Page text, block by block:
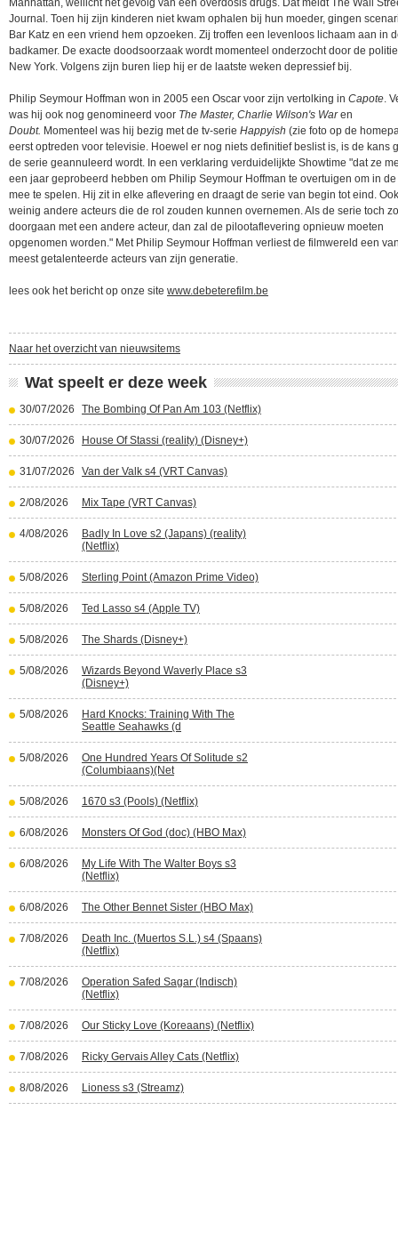
Manhattan, wellicht het gevolg van een overdosis drugs. Dat meldt The Wall
Journal. Toen hij zijn kinderen niet kwam ophalen bij hun moeder, gingen
Bar Katz en een vriend hem opzoeken. Zij troffen een levenloos lichaam aan in
badkamer. De exacte doodsoorzaak wordt momenteel onderzocht door de
New York. Volgens zijn buren liep hij er de laatste weken depressief bij.
Philip Seymour Hoffman won in 2005 een Oscar voor zijn vertolking in Capote.
was hij ook nog genomineerd voor The Master, Charlie Wilson's Waren
Doubt. Momenteel was hij bezig met de tv-serie Happyish (zie foto op de
eerst optreden voor televisie. Hoewel er nog niets definitief beslist is, is de kans
de serie geannuleerd wordt. In een verklaring verduidelijkte Showtime "dat ze
een jaar geprobeerd hebben om Philip Seymour Hoffman te overtuigen om in
mee te spelen. Hij zit in elke aflevering en draagt de serie van begin tot eind.
weinig andere acteurs die de rol zouden kunnen overnemen. Als de serie toch
doorgaan met een andere acteur, dan zal de pilootaflevering opnieuw moeten
opgenomen worden." Met Philip Seymour Hoffman verliest de filmwereld een
meest getalenteerde acteurs van zijn generatie.
lees ook het bericht op onze site www.debeterefilm.be
Naar het overzicht van nieuwsitems
Wat speelt er deze week
30/07/2026 The Bombing Of Pan Am 103 (Netflix)
30/07/2026 House Of Stassi (reality) (Disney+)
31/07/2026 Van der Valk s4 (VRT Canvas)
2/08/2026 Mix Tape (VRT Canvas)
4/08/2026
Badly In Love s2 (Japans) (reality)
(Netflix)
5/08/2026 Sterling Point (Amazon Prime Video)
5/08/2026 Ted Lasso s4 (Apple TV)
5/08/2026 The Shards (Disney+)
5/08/2026
Wizards Beyond Waverly Place s3
(Disney+)
5/08/2026
Hard Knocks: Training With The
Seattle Seahawks (d
5/08/2026
One Hundred Years Of Solitude s2
(Columbiaans)(Net
5/08/2026 1670 s3 (Pools) (Netflix)
6/08/2026 Monsters Of God (doc) (HBO Max)
6/08/2026
My Life With The Walter Boys s3
(Netflix)
6/08/2026 The Other Bennet Sister (HBO Max)
7/08/2026
Death Inc. (Muertos S.L.) s4 (Spaans)
(Netflix)
7/08/2026
Operation Safed Sagar (Indisch)
(Netflix)
7/08/2026 Our Sticky Love (Koreaans) (Netflix)
7/08/2026 Ricky Gervais Alley Cats (Netflix)
8/08/2026 Lioness s3 (Streamz)